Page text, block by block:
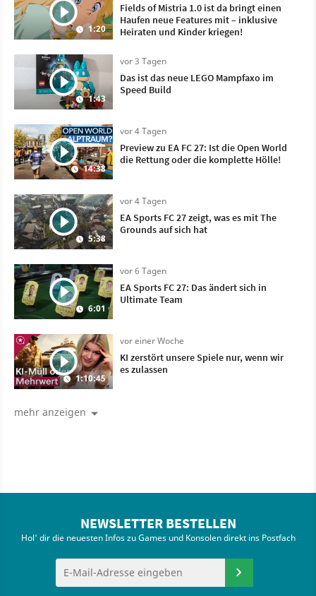
1:20
Fields of Mistria 1.0 ist da bringt einen
Haufen neue Features mit – inklusive
Heiraten und Kinder kriegen!
1:43
vor 3 Tagen
Das ist das neue LEGO Mampfaxo im
Speed Build
14:38
vor 4 Tagen
Preview zu EA FC 27: Ist die Open World
die Rettung oder die komplette Hölle!
5:38
vor 4 Tagen
EA Sports FC 27 zeigt, was es mit The
Grounds auf sich hat
6:01
vor 6 Tagen
EA Sports FC 27: Das ändert sich in
Ultimate Team
1:10:45
vor einer Woche
KI zerstört unsere Spiele nur, wenn wir
es zulassen
mehr anzeigen
NEWSLETTER BESTELLEN
Hol' dir die neuesten Infos zu Games und Konsolen direkt ins Postfach